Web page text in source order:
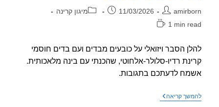
פורסם:
11/03/2026 קטגוריה:מיגון קרינה
1 min
הסבר ויזואלי על כובעים מבדים ועם בדים חוסמי
רדיו-סלולר-אלחוטי, שהכנתי עם בינה מלאכותית.
לדעתכם בתגובות.
קריאההסבר